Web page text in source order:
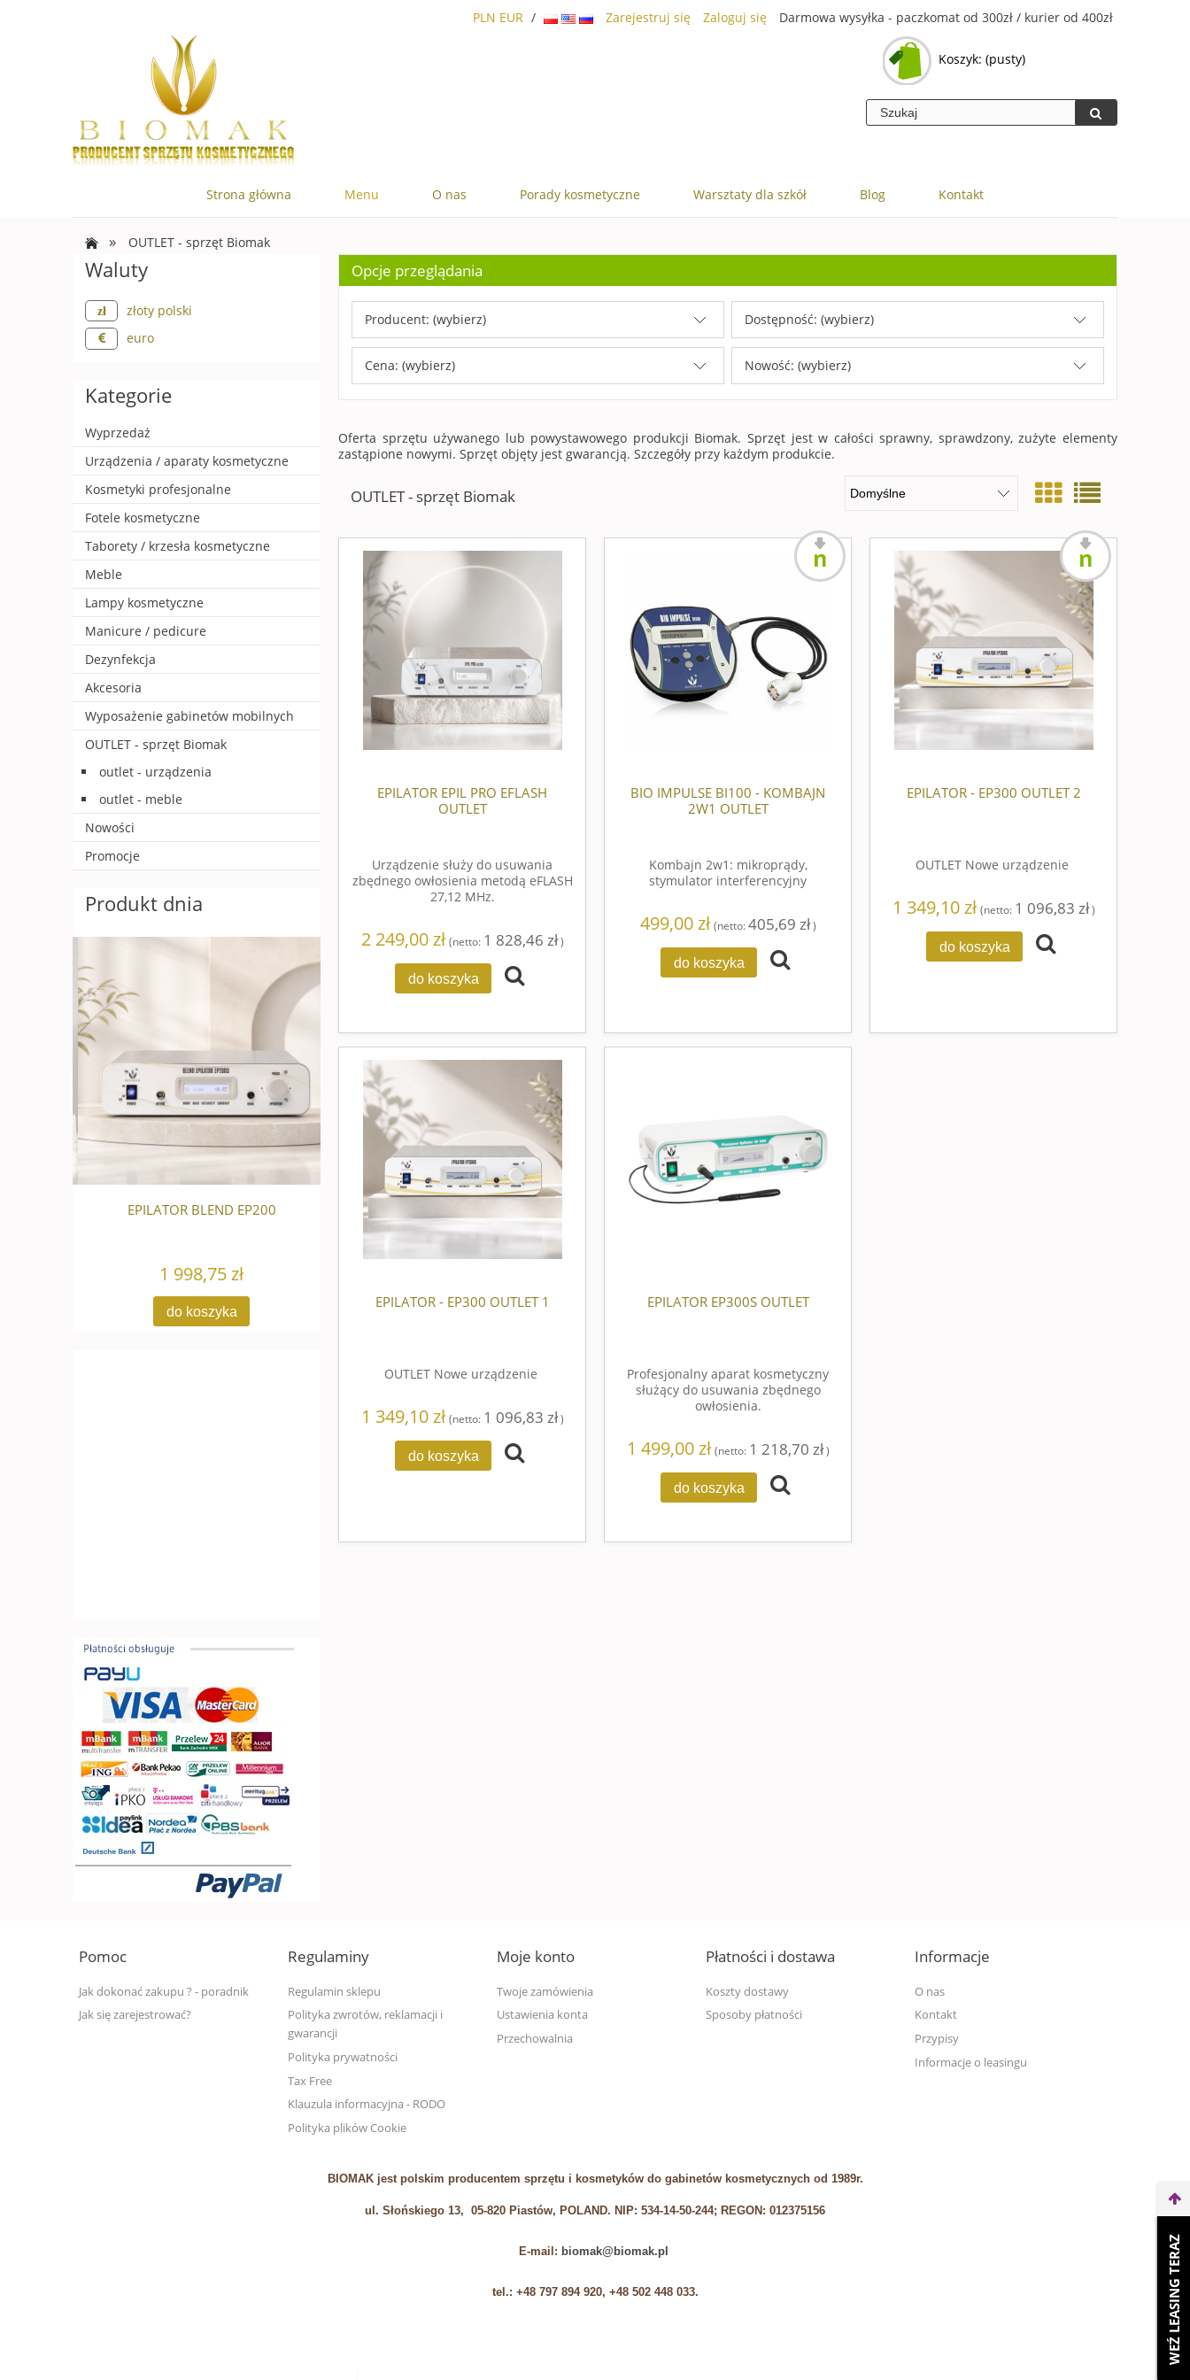
Darmowa wysyłka - paczkomat od 300zł / kurier od 400zł
PLN EUR / Zarejestruj się Zaloguj się
Koszyk: (pusty)
Strona główna Menu O nas Porady kosmetyczne Warsztaty dla szkół Blog Kontakt
» OUTLET - sprzęt Biomak
Waluty
złoty polski
euro
Kategorie
Wyprzedaż
Urządzenia / aparaty kosmetyczne
Kosmetyki profesjonalne
Fotele kosmetyczne
Taborety / krzesła kosmetyczne
Meble
Lampy kosmetyczne
Manicure / pedicure
Dezynfekcja
Akcesoria
Wyposażenie gabinetów mobilnych
OUTLET - sprzęt Biomak
outlet - urządzenia
outlet - meble
Nowości
Promocje
Produkt dnia
EPILATOR BLEND EP200
1 998,75 zł
do koszyka
BIOSONIC BS250 - PEELING
KAWITACYJNY
do koszyka
BESTSELLER - EPILATOR EP500
do koszyka
Opcje przeglądania
Producent: (wybierz) Dostępność: (wybierz)
Cena: (wybierz) Nowość: (wybierz)
Oferta sprzętu używanego lub powystawowego produkcji Biomak. Sprzęt jest w całości sprawny, sprawdzony, zużyte elementy
zastąpione nowymi. Sprzęt objęty jest gwarancją. Szczegóły przy każdym produkcie.
OUTLET - sprzęt Biomak
EPILATOR EPIL PRO EFLASH
OUTLET
Urządzenie służy do usuwania
zbędnego owłosienia metodą eFLASH
27,12 MHz.
2 249,00 zł (netto: 1 828,46 zł)
do koszyka
BIO IMPULSE BI100 - KOMBAJN
2W1 OUTLET
Kombajn 2w1: mikroprądy,
stymulator interferencyjny
499,00 zł (netto:405,69 zł)
do koszyka
EPILATOR - EP300 OUTLET 2
OUTLET Nowe urządzenie
1 349,10 zł (netto: 1 096,83 zł)
do koszyka
nowość
EPILATOR - EP300 OUTLET 1
OUTLET Nowe urządzenie
1 349,10 zł (netto: 1 096,83 zł)
do koszyka
EPILATOR EP300S OUTLET
Profesjonalny aparat kosmetyczny
służący do usuwania zbędnego
owłosienia.
1 499,00 zł (netto: 1 218,70 zł)
do koszyka
Pomoc
Jak dokonać zakupu ? - poradnik
Jak się zarejestrować?
Regulaminy
Regulamin sklepu
Polityka zwrotów, reklamacji i
gwarancji
Polityka prywatności
Tax Free
Klauzula informacyjna - RODO
Polityka plików Cookie
Moje konto
Twoje zamówienia
Ustawienia konta
Przechowalnia
Płatności i dostawa
Koszty dostawy
Sposoby płatności
Informacje
O nas
Kontakt
Przypisy
Informacje o leasingu
BIOMAK jest polskim producentem sprzętu i kosmetyków do gabinetów kosmetycznych od 1989r.
ul. Słońskiego 13, 05-820 Piastów, POLAND. NIP: 534-14-50-244; REGON: 012375156
E-mail: biomak@biomak.pl
tel.: +48 797 894 920, +48 502 448 033. WEŹ LEASING TERAZ